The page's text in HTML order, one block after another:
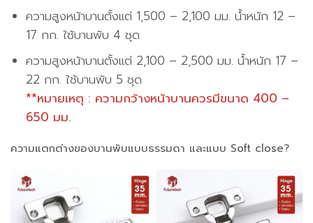
ความสูงหน้าบานตั้งแต่ 1,500 – 2,100 มม. น้ำหนัก 12 –
17 กก. ใช้บานพับ 4 ชุด
ความสูงหน้าบานตั้งแต่ 2,100 – 2,500 มม. น้ำหนัก 17 –
22 กก. ใช้บานพับ 5 ชุด
**หมายเหตุ : ความกว้างหน้าบานควรมีขนาด 400 –
650 มม.
ความแตกต่างของบานพับแบบธรรมดา และแบบ Soft close?